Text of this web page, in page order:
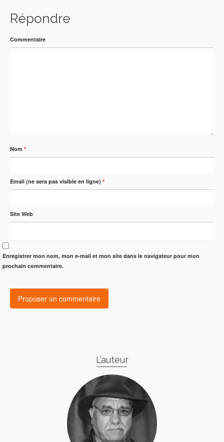
Répondre
Commentaire
Nom *
Email (ne sera pas visible en ligne) *
Site Web
Enregistrer mon nom, mon e-mail et mon site dans le navigateur pour mon
prochain commentaire.
L’auteur